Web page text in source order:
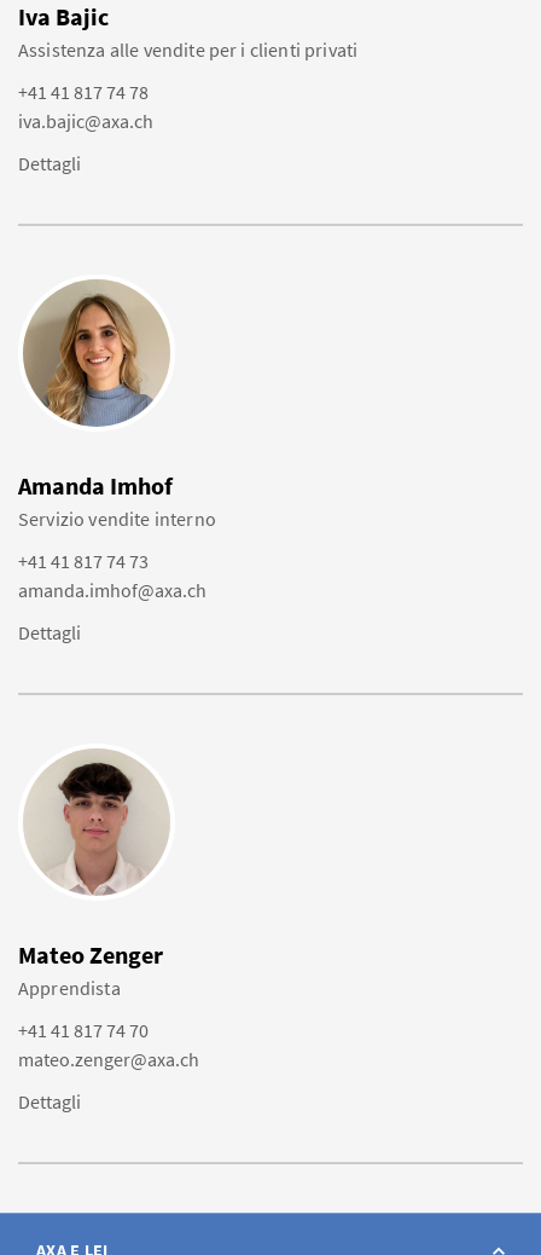
Iva Bajic
Assistenza alle vendite per i clienti privati
+41 41 817 74 78
iva.bajic@axa.ch
Dettagli
Amanda Imhof
Servizio vendite interno
+41 41 817 74 73
amanda.imhof@axa.ch
Dettagli
Mateo Zenger
Apprendista
+41 41 817 74 70
mateo.zenger@axa.ch
Dettagli
AXA E LEI